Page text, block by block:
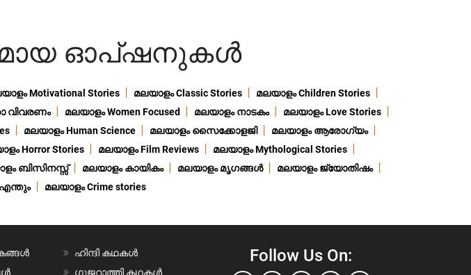
ഓപ്ഷനുകൾ
Motivational Stories മലയാളം Classic Stories
മലയാളം Children Stories
വിവരണം മലയാളം Women Focused മലയാളം നാടകം
മലയാളം Love Stories
മലയാളം Human Science മലയാളം സൈക്കോളജി
മലയാളം ആരോഗ്യം
Horror Stories മലയാളം Film Reviews
മലയാളം Mythological Stories
ബിസിനസ്സ് മലയാളം കായികം മലയാളം മൃഗങ്ങൾ
മലയാളം ജ്യോതിഷം
എന്തും മലയാളം Crime stories
ഹിന്ദി കഥകൾ
ഗുജറാത്തി കഥകൾ
Follow Us On: